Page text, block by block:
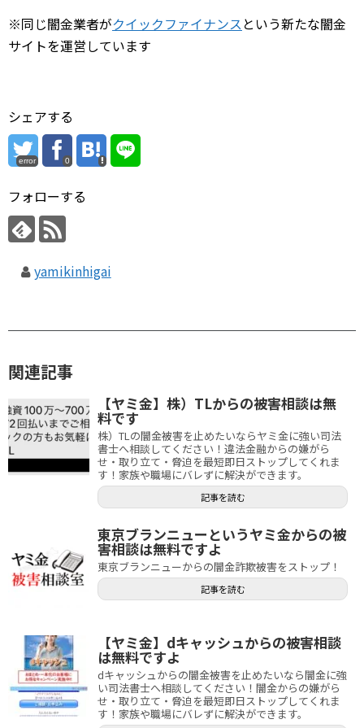
※同じ闇金業者がクイックファイナンスという新たな闇金
サイトを運営しています
シェアする
error 0
フォローする
yamikinhigai
関連記事
【ヤミ金】株）TLからの被害相談は無
料です
株）TLの闇金被害を止めたいならヤミ金に強い司法
書士へ相談してください！違法金融からの嫌がら
せ・取り立て・脅迫を最短即日ストップしてくれま
す！家族や職場にバレずに解決ができます。
記事を読む
東京ブランニューというヤミ金からの被
害相談は無料ですよ
東京ブランニューからの闇金詐欺被害をストップ！
記事を読む
【ヤミ金】dキャッシュからの被害相談
は無料ですよ
dキャッシュからの闇金被害を止めたいなら闇金に強
い司法書士へ相談してください！闇金からの嫌がら
せ・取り立て・脅迫を最短即日ストップしてくれま
す！家族や職場にバレずに解決ができます。